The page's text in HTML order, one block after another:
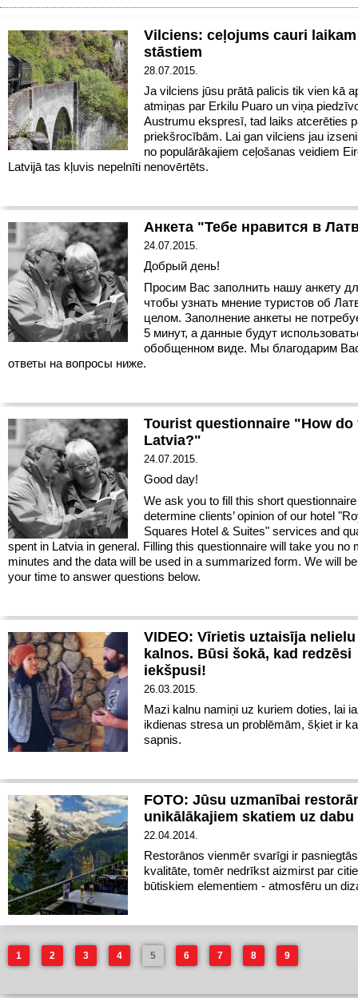
Vilciens: ceļojums cauri
stāstiem
28.07.2015.
Ja vilciens jūsu prātā palicis tik vien kā
atmiņas par Erkilu Puaro un viņa
Austrumu ekspresī, tad laiks atcerēties
priekšrocībām. Lai gan vilciens jau
no populārākajiem ceļošanas veidiem
Latvijā tas kļuvis nepelnīti nenovērtēts.
Анкета "Тебе нравится в
24.07.2015.
Добрый день!
Просим Вас заполнить нашу анкету
чтобы узнать мнение туристов об
целом. Заполнение анкеты не
5 минут, а данные будут
обобщенном виде. Мы благодарим
ответы на вопросы ниже.
Tourist questionnaire "How do
Latvia?"
24.07.2015.
Good day!
We ask you to fill this short
determine clients’ opinion of our hotel
Squares Hotel & Suites" services and
spent in Latvia in general. Filling this questionnaire will take you no
minutes and the data will be used in a summarized form. We will
your time to answer questions below.
VIDEO: Vīrietis uztaisīja
kalnos. Būsi šokā, kad redzēsi
iekšpusi!
26.03.2015.
Mazi kalnu namiņi uz kuriem doties, lai
ikdienas stresa un problēmām, šķiet ir
sapnis.
FOTO: Jūsu uzmanībai
unikālākajiem skatiem uz dabu
22.04.2014.
Restorānos vienmēr svarīgi ir
kvalitāte, tomēr nedrīkst aizmirst par
būtiskiem elementiem - atmosfēru un
1 2 3 4 5 6 7 8 9